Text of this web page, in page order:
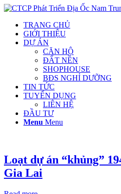
TRANG CHỦ
GIỚI THIỆU
DỰ ÁN
CĂN HỘ
ĐẤT NỀN
SHOPHOUSE
BĐS NGHỈ DƯỠNG
TIN TỨC
TUYỂN DỤNG
LIÊN HỆ
ĐẦU TƯ
Menu Menu
Loạt dự án “khủng”
Gia Lai